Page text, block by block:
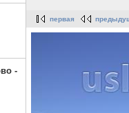
-
первая